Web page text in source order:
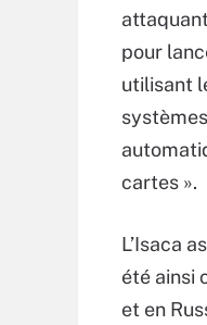
pour
utilisant
cartes ».
L’Isaca
été ainsi
et en